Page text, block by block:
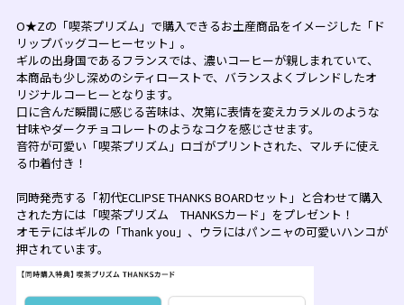
O★Zの「喫茶プリズム」で購入できるお土産商品をイメージした「ド
リップバッグコーヒーセット」。
ギルの出身国であるフランスでは、濃いコーヒーが親しまれていて、
本商品も少し深めのシティローストで、バランスよくブレンドしたオ
リジナルコーヒーとなります。
口に含んだ瞬間に感じる苦味は、次第に表情を変えカラメルのような
甘味やダークチョコレートのようなコクを感じさせます。
音符が可愛い「喫茶プリズム」ロゴがプリントされた、マルチに使え
る巾着付き！
同時発売する「初代ECLIPSE THANKS BOARDセット」と合わせて購入
された方には「喫茶プリズム THANKSカード」をプレゼント！
オモテにはギルの「Thank you」、ウラにはパンニャの可愛いハンコが
押されています。